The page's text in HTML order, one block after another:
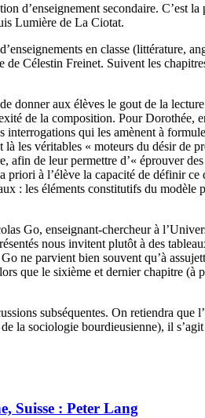
d’enseignement secondaire. C’est
Lumière de La Ciotat.
en classe (littérature,
Célestin Freinet. Suivent les
donner aux élèves le gout de la
de la composition. Pour Dorothée,
qui les amènent à
les véritables « moteurs du désir de
de leur permettre d’« éprouver
à l’élève la capacité de définir
: les éléments constitutifs du modèle
Go, enseignant-chercheur à
nous invitent plutôt à des
ne parvient bien souvent qu’à
que le sixième et dernier chapitre
subséquentes. On retiendra que
la sociologie bourdieusienne), il
Suisse : Peter Lang